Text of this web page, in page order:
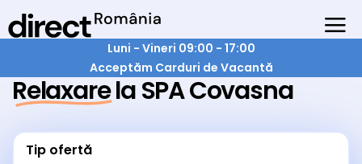
Luni - Vineri 09:00 - 17:00
Acceptăm Carduri de Vacantă
Relaxare la SPA Covasna
Tip ofertă